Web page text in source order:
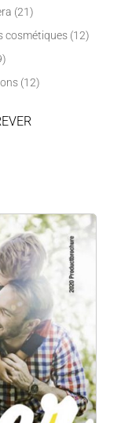
(21)
cosmétiques (12)
(12)